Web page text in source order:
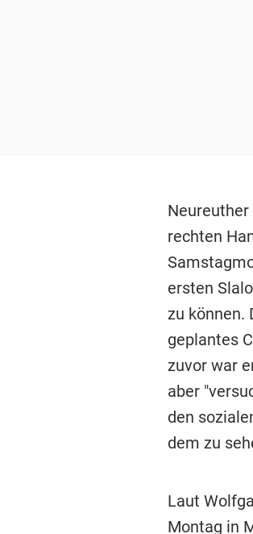
rechten
ersten
zu können.
geplantes
zuvor war
aber
den
dem zu
Laut
Montag in